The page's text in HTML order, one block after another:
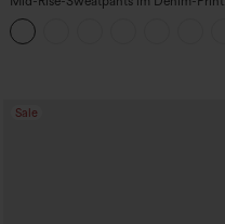
aus French Terry, lässig, mit Taschen
Sale